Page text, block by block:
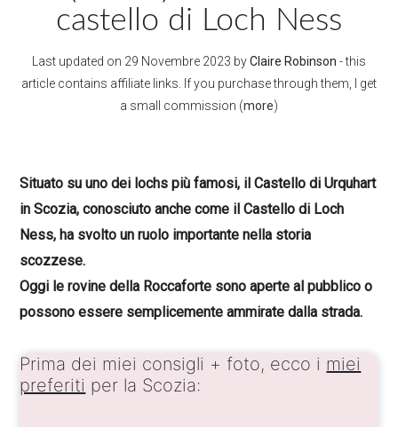
castello di Loch Ness
Last updated on 29 Novembre 2023 byClaire Robinson - this
article contains affiliate links. If you purchase through them, I get
a small commission (more)
Situato su uno dei lochs più famosi, il Castello di Urquhart
in Scozia, conosciuto anche come il Castello di Loch
Ness, ha svolto un ruolo importante nella storia
scozzese.
Oggi le rovine della Roccaforte sono aperte al pubblico o
possono essere semplicemente ammirate dalla strada.
Prima dei miei consigli + foto, ecco i miei
preferiti per la Scozia: